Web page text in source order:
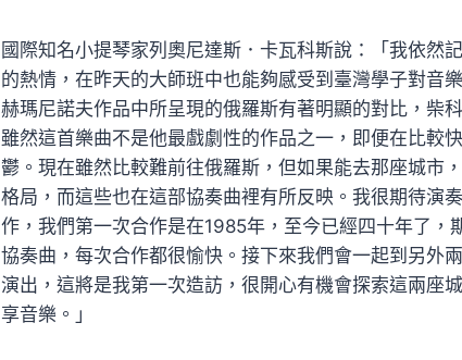
國際知名小提琴家列奧尼達斯．卡瓦科斯說：「我依然
的熱情，在昨天的大師班中也能夠感受到臺灣學子對音
赫瑪尼諾夫作品中所呈現的俄羅斯有著明顯的對比，柴
雖然這首樂曲不是他最戲劇性的作品之一，即便在比較
鬱。現在雖然比較難前往俄羅斯，但如果能去那座城市
格局，而這些也在這部協奏曲裡有所反映。我很期待演
作，我們第一次合作是在1985年，至今已經四十年了，
協奏曲，每次合作都很愉快。接下來我們會一起到另外
演出，這將是我第一次造訪，很開心有機會探索這兩座
享音樂。」